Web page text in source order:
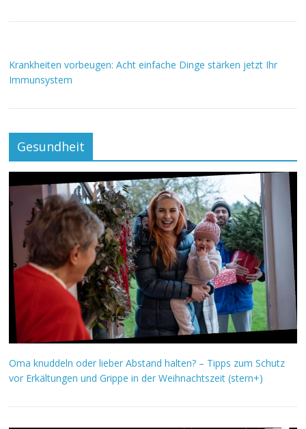
Krankheiten vorbeugen: Acht einfache Dinge stärken jetzt Ihr
Immunsystem
Gesundheit
Oma knuddeln oder lieber Abstand halten? – Tipps zum Schutz
vor Erkältungen und Grippe in der Weihnachtszeit (stern+)